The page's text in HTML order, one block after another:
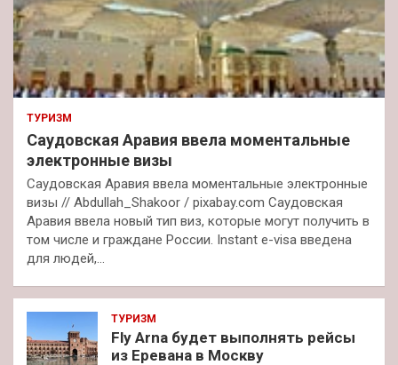
ТУРИЗМ
Саудовская Аравия ввела моментальные
электронные визы
Саудовская Аравия ввела моментальные электронные
визы // Abdullah_Shakoor / pixabay.com Саудовская
Аравия ввела новый тип виз, которые могут получить в
том числе и граждане России. Instant e-visa введена
для людей,…
ТУРИЗМ
Fly Arna будет выполнять рейсы
из Еревана в Москву